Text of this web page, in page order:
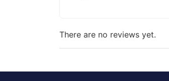
There are no reviews yet.